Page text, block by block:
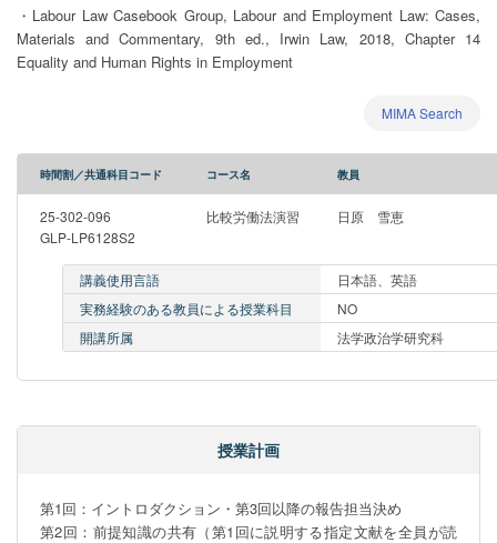
・Labour Law Casebook Group, Labour and Employment Law: Cases,
Materials and Commentary, 9th ed., Irwin Law, 2018, Chapter 14
Equality and Human Rights in Employment
MIMA Search
時間割／共通科目コード コース名 教員
25-302-096
GLP-LP6128S2
比較労働法演習 日原 雪恵
講義使用言語
日本語、英語
実務経験のある教員による授業科目
NO
開講所属
法学政治学研究科
授業計画
第1回：イントロダクション・第3回以降の報告担当決め
第2回：前提知識の共有（第1回に説明する指定文献を全員が読